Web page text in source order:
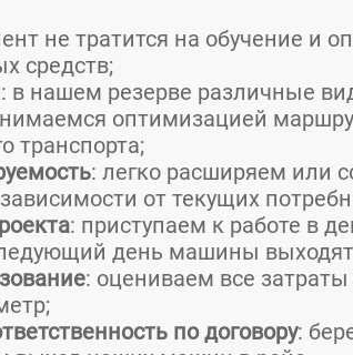
не тратится на обучение и
средств;
: в нашем резерве различные
оптимизацией
транспорта;
: легко расширяем или
от текущих
: приступаем к работе в
день машины
: оцениваем все
по договору: